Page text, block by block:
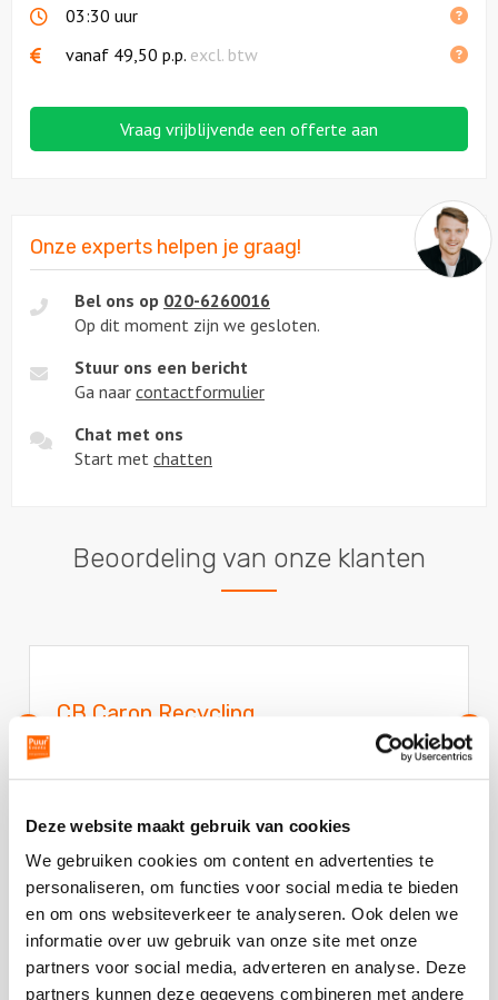
Deze website maakt gebruik van cookies
We gebruiken cookies om content en advertenties te
personaliseren, om functies voor social media te bieden
en om ons websiteverkeer te analyseren. Ook delen we
informatie over uw gebruik van onze site met onze
partners voor social media, adverteren en analyse. Deze
partners kunnen deze gegevens combineren met andere
03:30 uur
vanaf 49,50 p.p. excl. btw
Vraag vrijblijvende een offerte aan
Onze experts helpen je graag!
Bel ons op 020-6260016
Op dit moment zijn we gesloten.
Stuur ons een bericht
Ga naar contactformulier
Chat met ons
Start met chatten
Beoordeling van onze klanten
slide
CB Caron Recycling
Het was echt goed geregeld. Top, bedankt!
review
kreeg
als
cijfer
een
4.5
CB Caron Recycling